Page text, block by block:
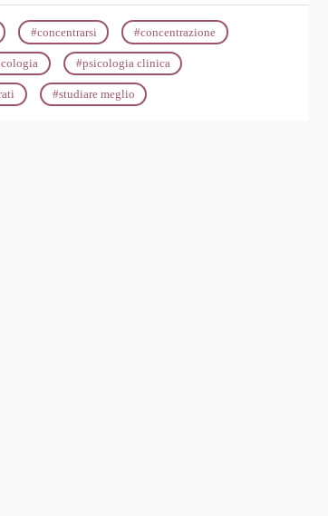
#concentrarsi #concentrazione
#psicologia clinica
#studiare meglio